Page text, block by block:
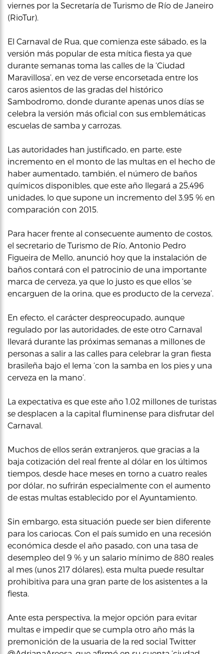
viernes por la Secretaría de Turismo de Río de Janeiro
(RioTur).
El Carnaval de Rua, que comienza este sábado, es la
versión más popular de esta mítica fiesta ya que
durante semanas toma las calles de la ‘Ciudad
Maravillosa’, en vez de verse encorsetada entre los
caros asientos de las gradas del histórico
Sambodromo, donde durante apenas unos días se
celebra la versión más oficial con sus emblemáticas
escuelas de samba y carrozas.
Las autoridades han justificado, en parte, este
incremento en el monto de las multas en el hecho de
haber aumentado, también, el número de baños
químicos disponibles, que este año llegará a 25,496
unidades, lo que supone un incremento del 3.95 % en
comparación con 2015.
Para hacer frente al consecuente aumento de costos,
el secretario de Turismo de Río, Antonio Pedro
Figueira de Mello, anunció hoy que la instalación de
baños contará con el patrocinio de una importante
marca de cerveza, ya que lo justo es que ellos ‘se
encarguen de la orina, que es producto de la cerveza’.
En efecto, el carácter despreocupado, aunque
regulado por las autoridades, de este otro Carnaval
llevará durante las próximas semanas a millones de
personas a salir a las calles para celebrar la gran fiesta
brasileña bajo el lema ‘con la samba en los pies y una
cerveza en la mano’.
La expectativa es que este año 1.02 millones de turistas
se desplacen a la capital fluminense para disfrutar del
Carnaval.
Muchos de ellos serán extranjeros, que gracias a la
baja cotización del real frente al dólar en los últimos
tiempos, desde hace meses en torno a cuatro reales
por dólar, no sufrirán especialmente con el aumento
de estas multas establecido por el Ayuntamiento.
Sin embargo, esta situación puede ser bien diferente
para los cariocas. Con el país sumido en una recesión
económica desde el año pasado, con una tasa de
desempleo del 9 % y un salario mínimo de 880 reales
al mes (unos 217 dólares), esta multa puede resultar
prohibitiva para una gran parte de los asistentes a la
fiesta.
Ante esta perspectiva, la mejor opción para evitar
multas e impedir que se cumpla otro año más la
premonición de la usuaria de la red social Twitter